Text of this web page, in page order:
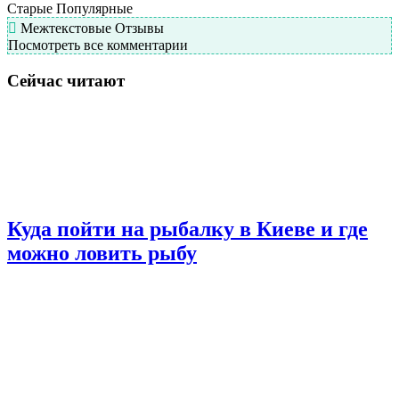
Старые Популярные
Межтекстовые Отзывы
Посмотреть все комментарии
Сейчас читают
Куда пойти на рыбалку в Киеве и где
можно ловить рыбу